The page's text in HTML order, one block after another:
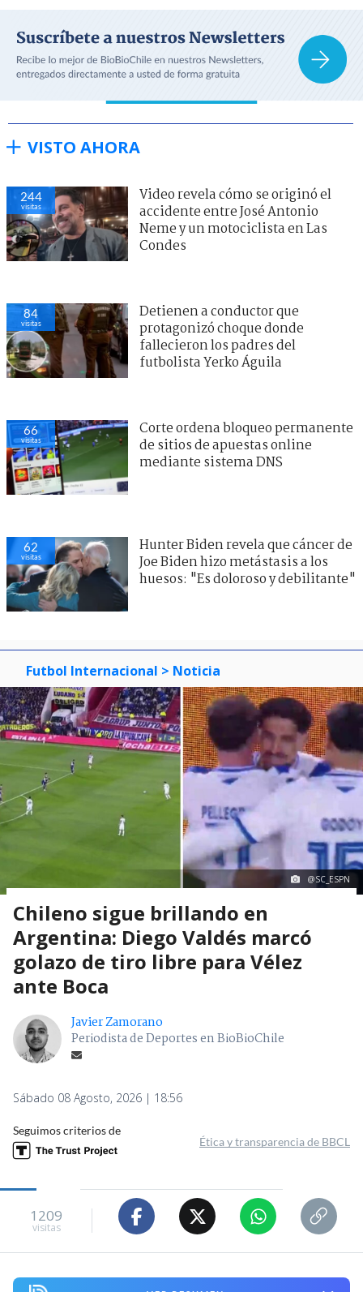
VISTO AHORA
244
visitas
Video revela cómo se originó el
accidente entre José Antonio
Neme y un motociclista en Las
Condes
84
visitas
Detienen a conductor que
protagonizó choque donde
fallecieron los padres del
futbolista Yerko Águila
66
visitas
Corte ordena bloqueo permanente
de sitios de apuestas online
mediante sistema DNS
62
visitas
Hunter Biden revela que cáncer de
Joe Biden hizo metástasis a los
huesos: "Es doloroso y debilitante"
Futbol Internacional > Noticia
@SC_ESPN
Chileno sigue brillando en
Argentina: Diego Valdés marcó
golazo de tiro libre para Vélez
ante Boca
Javier Zamorano
Periodista de Deportes en BioBioChile
Sábado 08 Agosto, 2026 | 18:56
Seguimos criterios de
Ética y transparencia de BBCL
1209
visitas